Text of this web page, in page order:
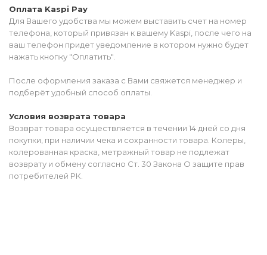
Оплата Kaspi Pay
Для Вашего удобства мы можем выставить счет на номер
телефона, который привязан к вашему Kaspi, после чего на
ваш телефон придет уведомление в котором нужно будет
нажать кнопку "Оплатить".
После оформления заказа с Вами свяжется менеджер и
подберёт удобный способ оплаты.
Условия возврата товара
Возврат товара осуществляется в течении 14 дней со дня
покупки, при наличии чека и сохранности товара. Колеры,
колерованная краска, метражный товар не подлежат
возврату и обмену согласно Ст. 30 Закона О защите прав
потребителей РК.